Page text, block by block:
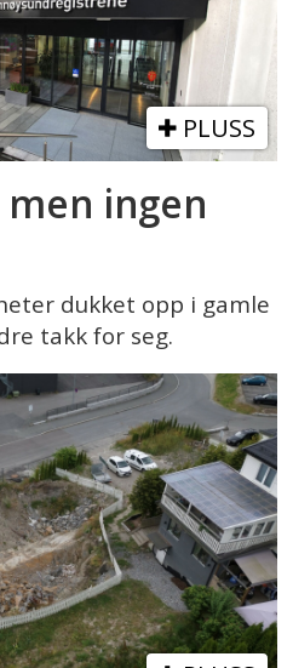
PLUSS
ingen
dukket opp i gamle
takk for seg.